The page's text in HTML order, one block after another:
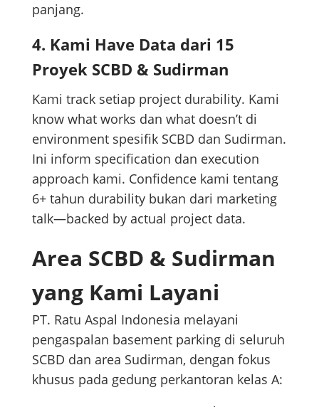
panjang.
4. Kami Have Data dari 15
Proyek SCBD & Sudirman
Kami track setiap project durability. Kami
know what works dan what doesn’t di
environment spesifik SCBD dan Sudirman.
Ini inform specification dan execution
approach kami. Confidence kami tentang
6+ tahun durability bukan dari marketing
talk—backed by actual project data.
Area SCBD & Sudirman
yang Kami Layani
PT. Ratu Aspal Indonesia melayani
pengaspalan basement parking di seluruh
SCBD dan area Sudirman, dengan fokus
khusus pada gedung perkantoran kelas A: